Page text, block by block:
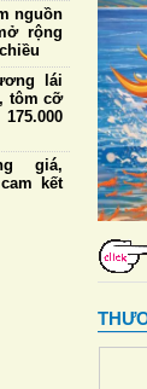
nguồn
rộng
lái
tôm cỡ
giá,
kết